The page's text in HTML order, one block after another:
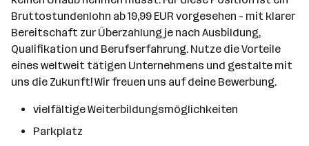
Bruttostundenlohn ab 19,99 EUR vorgesehen - mit klarer
Bereitschaft zur Überzahlung je nach Ausbildung,
Qualifikation und Berufserfahrung. Nutze die Vorteile
eines weltweit tätigen Unternehmens und gestalte mit
uns die Zukunft! Wir freuen uns auf deine Bewerbung.
vielfältige Weiterbildungsmöglichkeiten
Parkplatz